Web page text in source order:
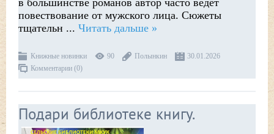
в большинстве романов автор часто ведёт
повествование от мужского лица. Сюжеты
тщательн ... Читать дальше »
Книжные новинки 90 Полынкин
30.01.2026
Комментарии (0)
Подари библиотеке книгу.